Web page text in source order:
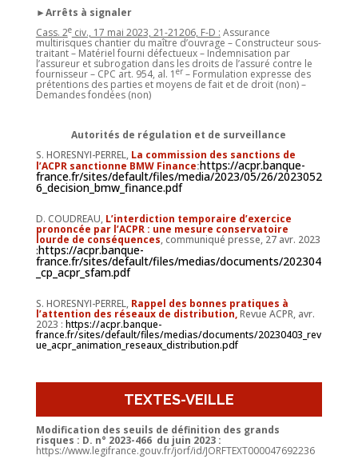
►Arrêts à signaler
Cass. 2eciv., 17 mai 2023, 21-21206, F-D : Assurance
multirisques chantier du maître d’ouvrage – Constructeur sous-
traitant – Matériel fourni défectueux – Indemnisation par
l’assureur et subrogation dans les droits de l’assuré contre le
fournisseur – CPC art. 954, al. 1 er– Formulation expresse des
prétentions des parties et moyens de fait et de droit (non) –
Demandes fondées (non)
Autorités de régulation et de surveillance
S. HORESNYI-PERREL, La commission des sanctions de
l’ACPR sanctionne BMW Finance:https://acpr.banque-
france.fr/sites/default/files/media/2023/05/26/2023052
6_decision_bmw_finance.pdf
D. COUDREAU, L’interdiction temporaire d’exercice
prononcée par l’ACPR : une mesure conservatoire
lourde de conséquences, communiqué presse, 27 avr. 2023
:https://acpr.banque-
france.fr/sites/default/files/medias/documents/202304
_cp_acpr_sfam.pdf
S. HORESNYI-PERREL, Rappel des bonnes pratiques à
l’attention des réseaux de distribution,Revue ACPR, avr.
2023 : https://acpr.banque-
france.fr/sites/default/files/medias/documents/20230403_rev
ue_acpr_animation_reseaux_distribution.pdf
TEXTES-VEILLE
Modification des seuils de définition des grands
risques : D. n° 2023-466 du juin 2023 :
https://www.legifrance.gouv.fr/jorf/id/JORFTEXT000047692236